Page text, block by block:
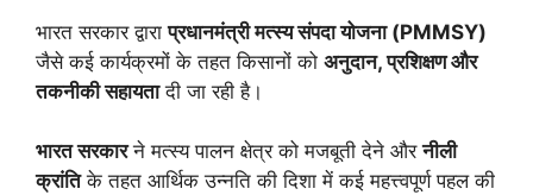
भारत सरकार द्वाराप्रधानमंत्री मत्स्य संपदा योजना (PMMSY)
जैसे कई कार्यक्रमों के तहत किसानों को अनुदान, प्रशिक्षण और
तकनीकी सहायतादी जा रही है।
भारत सरकारने मत्स्य पालन क्षेत्र को मजबूती देने औरनीली
क्रांतिके तहत आर्थिक उन्नति की दिशा में कई महत्त्वपूर्ण पहल की